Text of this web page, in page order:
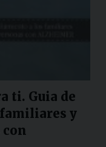
ti. Guia de
y
con